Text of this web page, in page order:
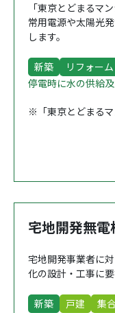
「東京とどまるマ
常用電源や太陽光
します。
新築 リフォーム
停電時に水の供給
※「東京とどまる
宅地開発無
宅地開発事業者に
化の設計・工事に
新築 戸建 集